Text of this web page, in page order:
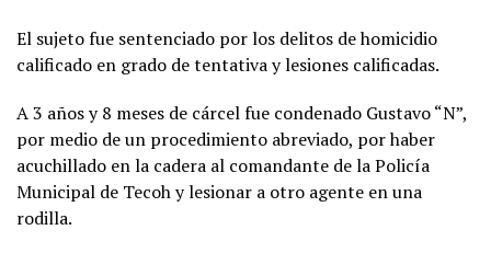
El sujeto fue sentenciado por los delitos de homicidio
calificado en grado de tentativa y lesiones calificadas.
A 3 años y 8 meses de cárcel fue condenado Gustavo “N”,
por medio de un procedimiento abreviado, por haber
acuchillado en la cadera al comandante de la Policía
Municipal de Tecoh y lesionar a otro agente en una
rodilla.